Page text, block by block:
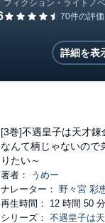
[3巻]不遇
詳細を表
[3巻]不遇皇子は天才錬
なんて柄じゃないので
りたい～
著者：
うめー
ナレーター： 野々宮 彩
再生時間： 12 時間 50 分
シリーズ： 不遇皇子は